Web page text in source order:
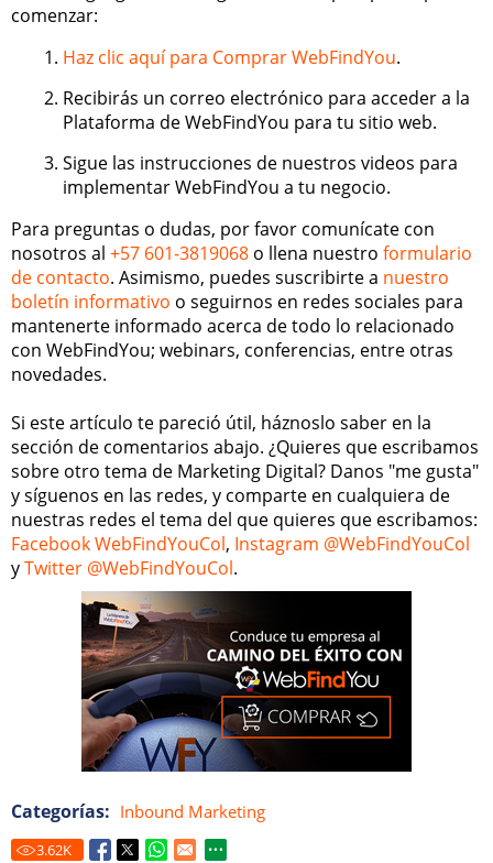
comenzar:
Haz clic aquí para Comprar WebFindYou.
Recibirás un correo electrónico para acceder a la
Plataforma de WebFindYou para tu sitio web.
Sigue las instrucciones de nuestros videos para
implementar WebFindYou a tu negocio.
Para preguntas o dudas, por favor comunícate con
nosotros al +57 601-3819068 o llena nuestro formulario
de contacto. Asimismo, puedes suscribirte a nuestro
boletín informativo o seguirnos en redes sociales para
mantenerte informado acerca de todo lo relacionado
con WebFindYou; webinars, conferencias, entre otras
novedades.
Si este artículo te pareció útil, háznoslo saber en la
sección de comentarios abajo. ¿Quieres que escribamos
sobre otro tema de Marketing Digital? Danos "me gusta"
y síguenos en las redes, y comparte en cualquiera de
nuestras redes el tema del que quieres que escribamos:
Facebook WebFindYouCol, Instagram @WebFindYouCol
yTwitter @WebFindYouCol.
Categorías: Inbound Marketing
3.62K